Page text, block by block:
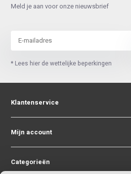
Meld je aan voor onze nieuwsbrief
* Lees hier de wettelijke beperkingen
Klantenservice
Mijn account
Categorieën